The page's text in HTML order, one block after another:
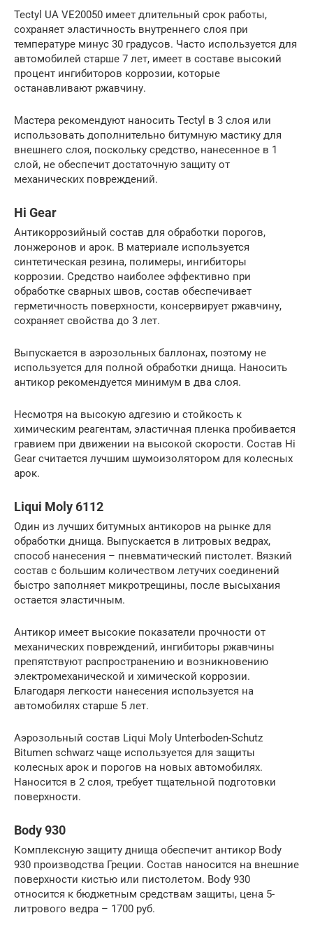
Tectyl UA VE20050 имеет длительный срок работы,
сохраняет эластичность внутреннего слоя при
температуре минус 30 градусов. Часто используется для
автомобилей старше 7 лет, имеет в составе высокий
процент ингибиторов коррозии, которые
останавливают ржавчину.
Мастера рекомендуют наносить Tectyl в 3 слоя или
использовать дополнительно битумную мастику для
внешнего слоя, поскольку средство, нанесенное в 1
слой, не обеспечит достаточную защиту от
механических повреждений.
Hi Gear
Антикоррозийный состав для обработки порогов,
лонжеронов и арок. В материале используется
синтетическая резина, полимеры, ингибиторы
коррозии. Средство наиболее эффективно при
обработке сварных швов, состав обеспечивает
герметичность поверхности, консервирует ржавчину,
сохраняет свойства до 3 лет.
Выпускается в аэрозольных баллонах, поэтому не
используется для полной обработки днища. Наносить
антикор рекомендуется минимум в два слоя.
Несмотря на высокую адгезию и стойкость к
химическим реагентам, эластичная пленка пробивается
гравием при движении на высокой скорости. Состав Hi
Gear считается лучшим шумоизолятором для колесных
арок.
Liqui Moly 6112
Один из лучших битумных антикоров на рынке для
обработки днища. Выпускается в литровых ведрах,
способ нанесения – пневматический пистолет. Вязкий
состав с большим количеством летучих соединений
быстро заполняет микротрещины, после высыхания
остается эластичным.
Антикор имеет высокие показатели прочности от
механических повреждений, ингибиторы ржавчины
препятствуют распространению и возникновению
электромеханической и химической коррозии.
Благодаря легкости нанесения используется на
автомобилях старше 5 лет.
Аэрозольный состав Liqui Moly Unterboden-Schutz
Bitumen schwarz чаще используется для защиты
колесных арок и порогов на новых автомобилях.
Наносится в 2 слоя, требует тщательной подготовки
поверхности.
Body 930
Комплексную защиту днища обеспечит антикор Body
930 производства Греции. Состав наносится на внешние
поверхности кистью или пистолетом. Body 930
относится к бюджетным средствам защиты, цена 5-
литрового ведра – 1700 руб.